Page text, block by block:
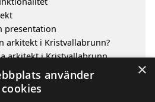
presentation
arkitekt i Kristvallabrunn?
arkitekt i Kristvallabrunn
hjälpa till med?
i de omgivande städerna
×
använder
cookies